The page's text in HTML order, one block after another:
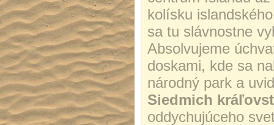
kolísku
sa tu slávnostne
Absolvujeme
doskami, kde sa
národný park a
Siedmich
oddychujúceho